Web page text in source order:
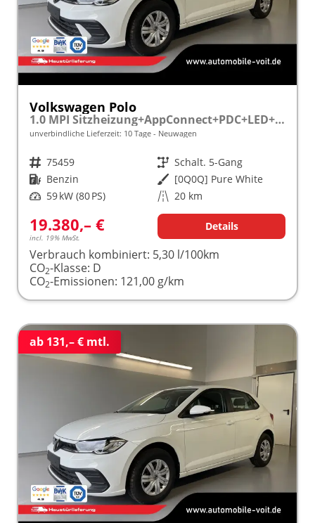
Volkswagen Polo
1.0 MPI Sitzheizung+AppConnect+PDC+LED+Touch+Lichtsensor+MultiLenkrad
unverbindliche Lieferzeit: 10 Tage Neuwagen
Fahrzeugnr. 75459 Getriebe Schalt. 5-Gang
Kraftstoff Benzin Außenfarbe [0Q0Q] Pure White
Leistung 59 kW (80 PS) Kilometerstand 20 km
19.380,– €
incl. 19% MwSt.
Details
Verbrauch kombiniert: 5,30 l/100km
CO2-Klasse: D
CO2-Emissionen: 121,00 g/km
ab 131,– € mtl.